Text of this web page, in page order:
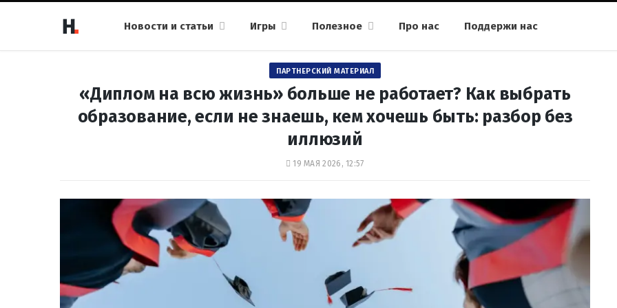
Новости и статьи Игры Полезное Про нас Поддержи нас
ПАРТНЕРСКИЙ МАТЕРИАЛ
«Диплом на всю жизнь» больше не работает? Как выбрать
образование, если не знаешь, кем хочешь быть: разбор без
иллюзий
19 МАЯ 2026, 12:57